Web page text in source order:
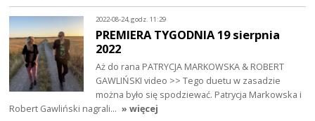
2022-08-24, godz. 11:29
PREMIERA TYGODNIA 19 sierpnia
2022
Aż do rana PATRYCJA MARKOWSKA & ROBERT
GAWLIŃSKI video >> Tego duetu w zasadzie
można było się spodziewać. Patrycja Markowska i
Robert Gawliński nagrali… » więcej